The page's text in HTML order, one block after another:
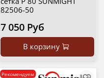
82506-50
7 050 Руб
В корзину
Рекомендуем